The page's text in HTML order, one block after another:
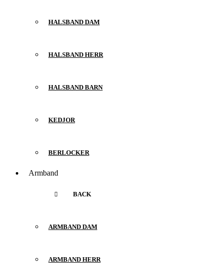
HALSBAND DAM
HALSBAND HERR
HALSBAND BARN
KEDJOR
BERLOCKER
Armband
BACK
ARMBAND DAM
ARMBAND HERR